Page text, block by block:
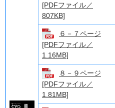
[PDFファイル／
807KB]
６－７ページ
[PDFファイル／
1.16MB]
８－９ページ
[PDFファイル／
1.81MB]